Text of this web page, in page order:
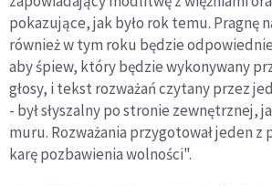
pokazujące, jak było rok temu. Pragnę
również w tym roku będzie
aby śpiew, który będzie wykonywany
głosy, i tekst rozważań czytany przez
- był słyszalny po stronie zewnętrznej,
muru. Rozważania przygotował jeden z
karę pozbawienia wolności".